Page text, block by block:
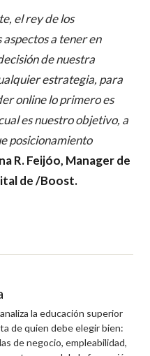
el rey de los
a tener en
de nuestra
estrategia, para
online lo primero es
es nuestro objetivo, a
posicionamiento
R. Feijóo, Manager de
de /Boost.
la educación superior
de quien debe elegir bien:
de negocio, empleabilidad,